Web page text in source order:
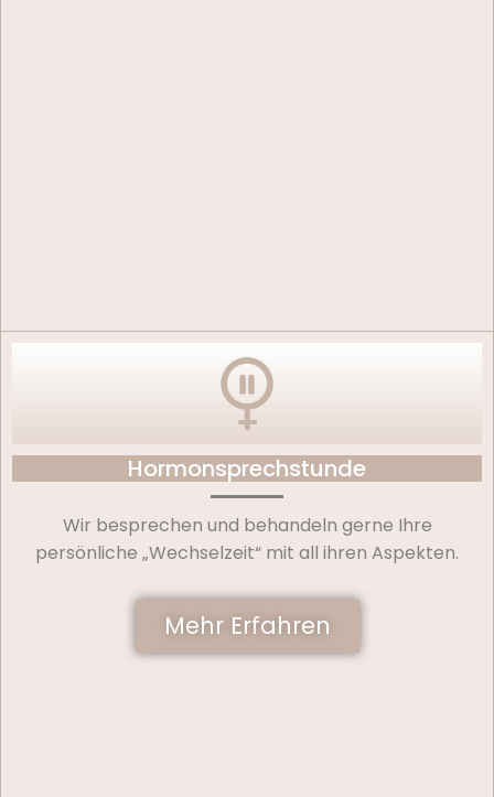
Hormonsprechstunde
Wir besprechen und behandeln gerne Ihre
persönliche „Wechselzeit“ mit all ihren Aspekten.
Mehr Erfahren